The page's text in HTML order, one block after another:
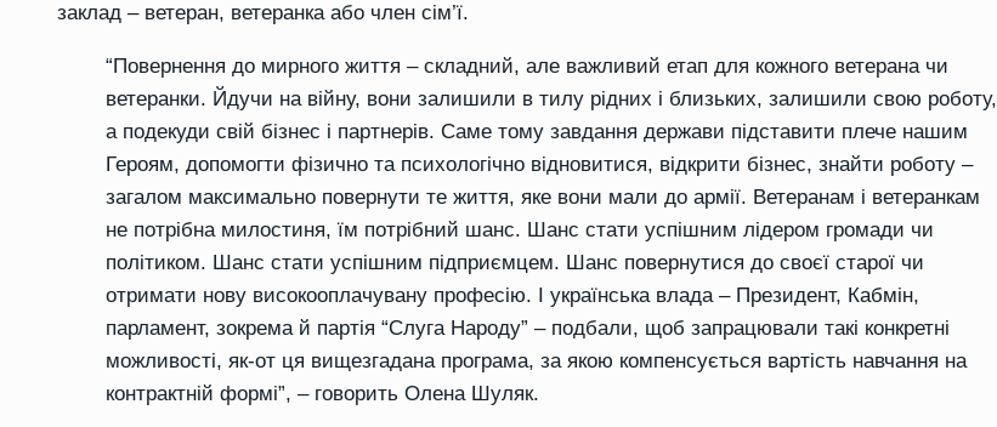
заклад –ветеран, ветеранка або член сім’ї.
“Повернення до мирного життя – складний, але важливий етап для кожного ветерана чи
ветеранки. Йдучи на війну, вони залишили в тилу рідних і близьких, залишили свою роботу,
а подекуди свій бізнес і партнерів. Саме тому завдання держави підставити плече нашим
Героям, допомогти фізично та психологічно відновитися, відкрити бізнес, знайти роботу –
загалом максимально повернути те життя, яке вони мали до армії. Ветеранам і ветеранкам
не потрібна милостиня, їм потрібний шанс. Шанс стати успішним лідером громади чи
політиком. Шанс стати успішним підприємцем. Шанс повернутися до своєї старої чи
отримати нову високооплачувану професію. І українська влада – Президент, Кабмін,
парламент, зокрема й партія “Слуга Народу” – подбали, щоб запрацювали такі конкретні
можливості, як-от ця вищезгадана програма, за якою компенсується вартість навчання на
контрактній формі”, – говорить Олена Шуляк.